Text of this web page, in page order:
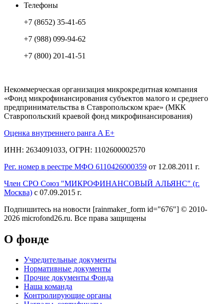
Телефоны
+7 (8652) 35-41-65
+7 (988) 099-94-62
+7 (800) 201-41-51
Некоммерческая организация микрокредитная компания
«Фонд микрофинансирования субъектов малого и среднего
предпринимательства в Ставропольском крае» (МКК
Ставропольский краевой фонд микрофинансирования)
Оценка внутреннего ранга A E+
ИНН: 2634091033, ОГРН: 1102600002570
Рег. номер в реестре МФО 6110426000359 от 12.08.2011 г.
Член СРО Союз "МИКРОФИНАНСОВЫЙ АЛЬЯНС" (г.
Москва) с 07.09.2015 г.
Подпишитесь на новости [rainmaker_form id="676"] © 2010-
2026 microfond26.ru. Все права защищены
О фонде
Учредительные документы
Нормативные документы
Прочие документы Фонда
Наша команда
Контролирующие органы